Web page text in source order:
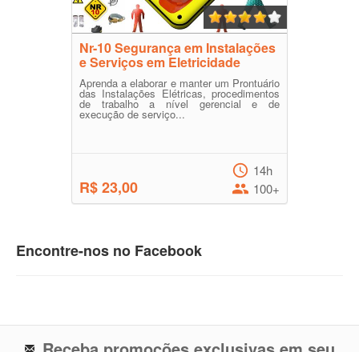
Nr-10 Segurança em Instalações
e Serviços em Eletricidade
Aprenda a elaborar e manter um Prontuário
das Instalações Elétricas, procedimentos
de trabalho a nível gerencial e de
execução de serviço...
R$ 23,00
14h
100+
Encontre-nos no Facebook